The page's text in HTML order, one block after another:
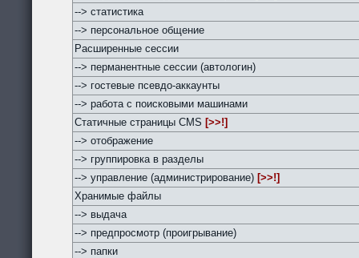
--> статистика
--> персональное общение
Расширенные сессии
--> перманентные сессии (автологин)
--> гостевые псевдо-аккаунты
--> работа с поисковыми машинами
Статичные страницы CMS [>>!]
--> отображение
--> группировка в разделы
--> управление (администрирование) [>>!]
Хранимые файлы
--> выдача
--> предпросмотр (проигрывание)
--> папки